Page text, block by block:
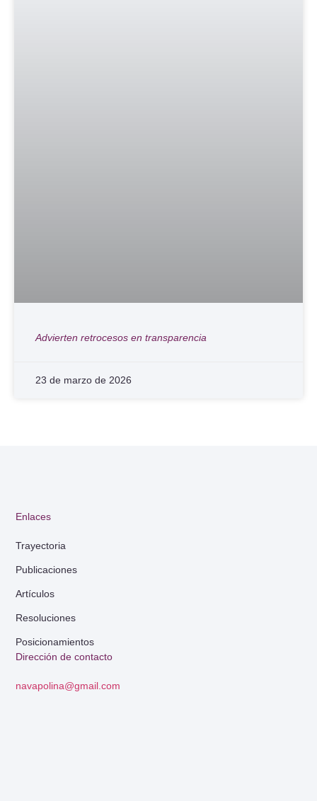
Advierten retrocesos en transparencia
23 de marzo de 2026
Dirección de contacto
navapolina@gmail.com
Enlaces
Trayectoria
Publicaciones
Artículos
Resoluciones
Posicionamientos